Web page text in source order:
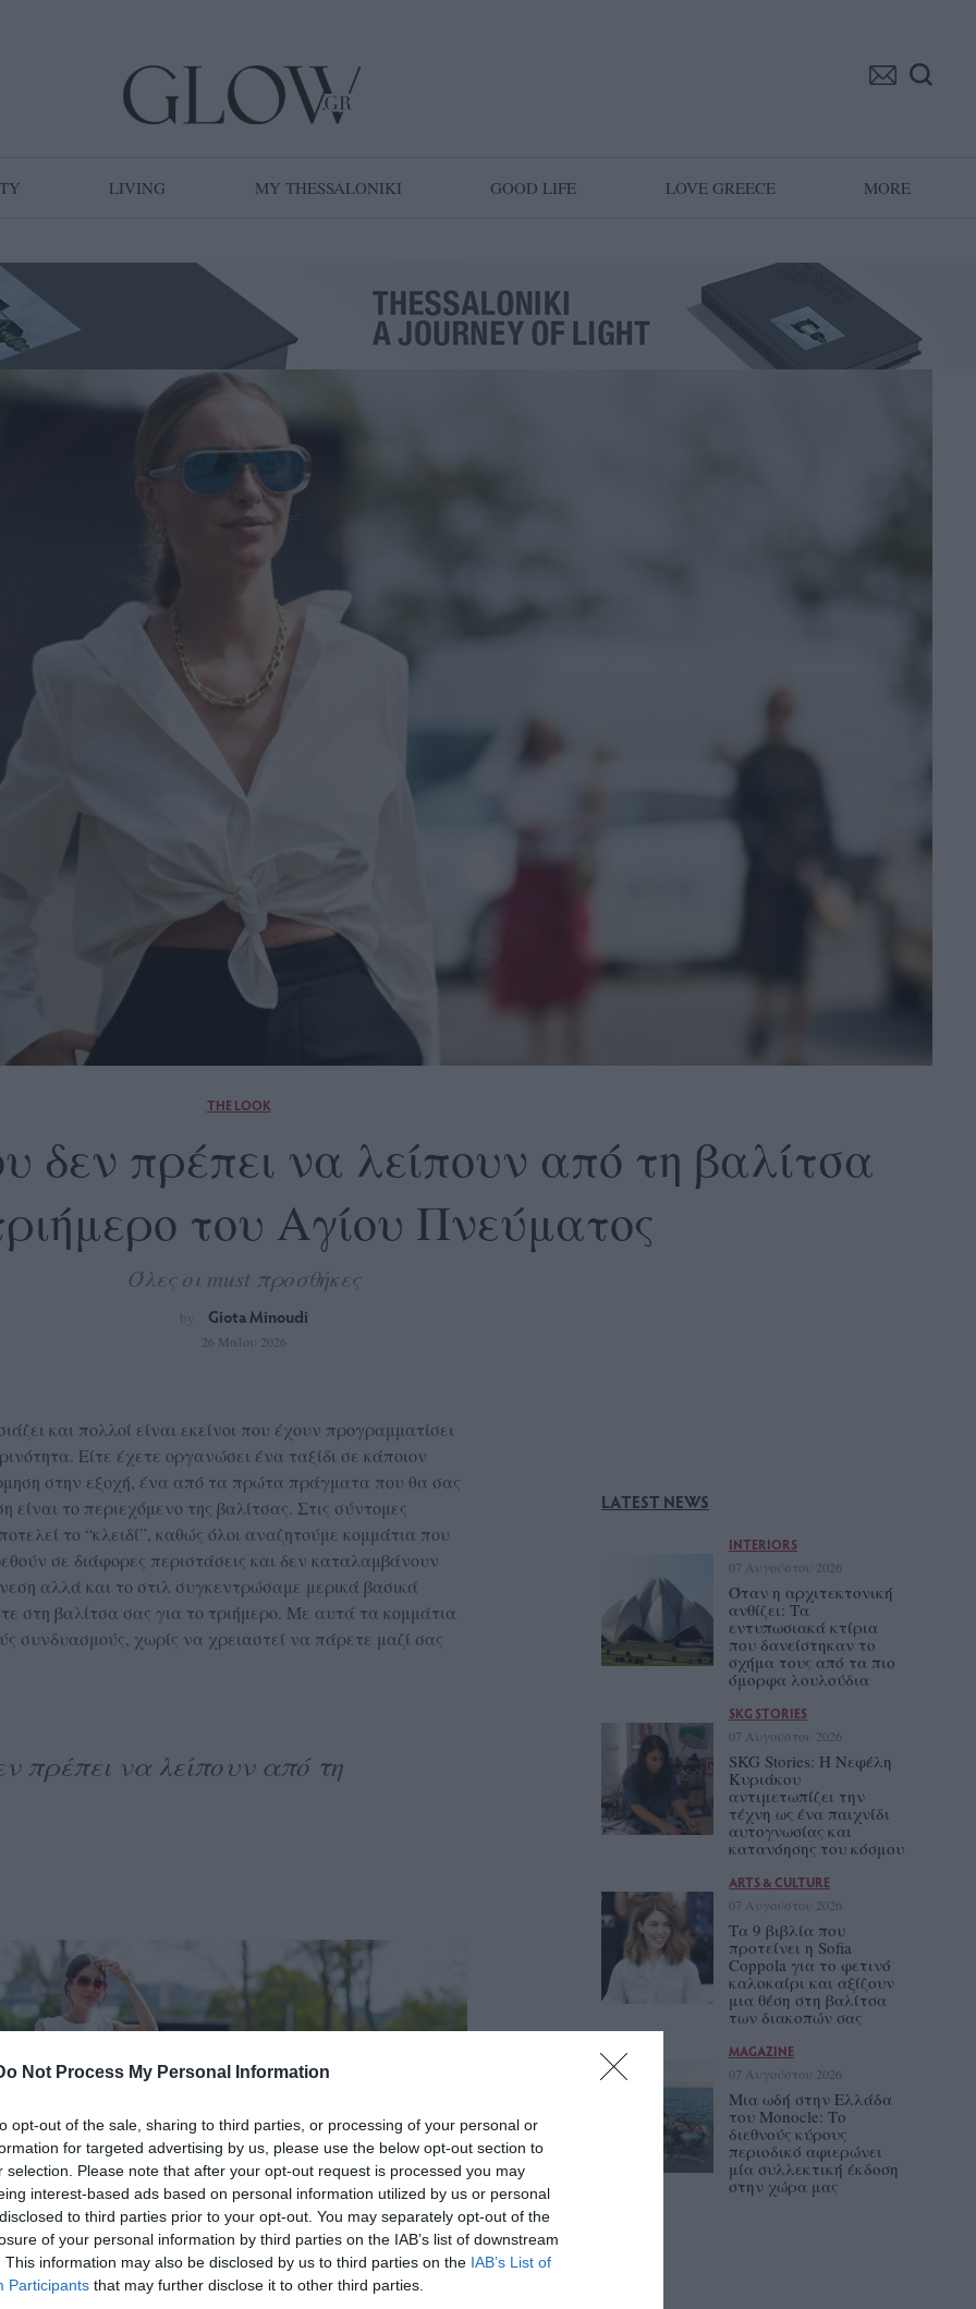
Not Process My Personal Information
opt-out of the sale, sharing to third parties, or processing of your personal or
for targeted advertising by us, please use the below opt-out section to
selection. Please note that after your opt-out request is processed you may
interest-based ads based on personal information utilized by us or personal
to third parties prior to your opt-out. You may separately opt-out of the
of your personal information by third parties on the IAB’s list of downstream
This information may also be disclosed by us to third parties on the IAB’s List of
Participants that may further disclose it to other third parties.
LIVING MY THESSALONIKI GOOD LIFE LOVE GREECE MORE
THE LOOK
δεν πρέπει να λείπουν από τη βαλίτσα
του Αγίου Πνεύματος
Όλες οι must προσθήκες
by Giota Minoudi
26 Μαΐου 2026
και πολλοί είναι εκείνοι που έχουν προγραμματίσει
Είτε έχετε οργανώσει ένα ταξίδι σε κάποιον
στην εξοχή, ένα από τα πρώτα πράγματα που θα σας
το περιεχόμενο της βαλίτσας. Στις σύντομες
το “κλειδί”, καθώς όλοι αναζητούμε κομμάτια που
σε διάφορες περιστάσεις και δεν καταλαμβάνουν
αλλά και το στιλ συγκεντρώσαμε μερικά βασικά
στη βαλίτσα σας για το τριήμερο. Με αυτά τα κομμάτια
συνδυασμούς, χωρίς να χρειαστεί να πάρετε μαζί σας
πρέπει να λείπουν από τη
LATEST NEWS
INTERIORS
07 Αυγούστου 2026
Όταν η αρχιτεκτονική
ανθίζει: Τα
εντυπωσιακά κτίρια
που δανείστηκαν το
σχήμα τους από τα πιο
όμορφα λουλούδια
SKG STORIES
07 Αυγούστου 2026
SKG Stories: Η Νεφέλη
Κυριάκου
αντιμετωπίζει την
τέχνη ως ένα παιχνίδι
αυτογνωσίας και
κατανόησης του κόσμου
ARTS & CULTURE
07 Αυγούστου 2026
Τα 9 βιβλία που
προτείνει η Sofia
Coppola για το φετινό
καλοκαίρι και αξίζουν
μια θέση στη βαλίτσα
των διακοπών σας
MAGAZINE
07 Αυγούστου 2026
Μια ωδή στην Ελλάδα
του Monocle: Το
διεθνούς κύρους
περιοδικό αφιερώνει
μία συλλεκτική έκδοση
στην χώρα μας